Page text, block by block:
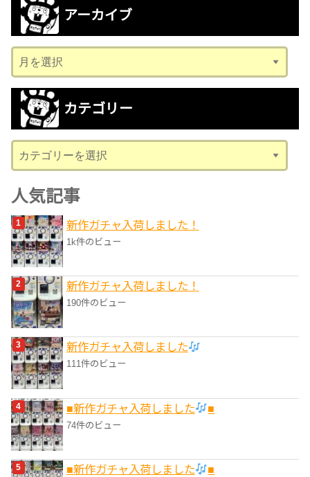
アーカイブ
ー
カ
ブ
カテゴリー
テ
ゴ
リ
ー
人気記事
新作ガチャ入荷しました！
1k件のビュー
新作ガチャ入荷しました！
190件のビュー
新作ガチャ入荷しました
111件のビュー
■新作ガチャ入荷しました ■
74件のビュー
■新作ガチャ入荷しました ■